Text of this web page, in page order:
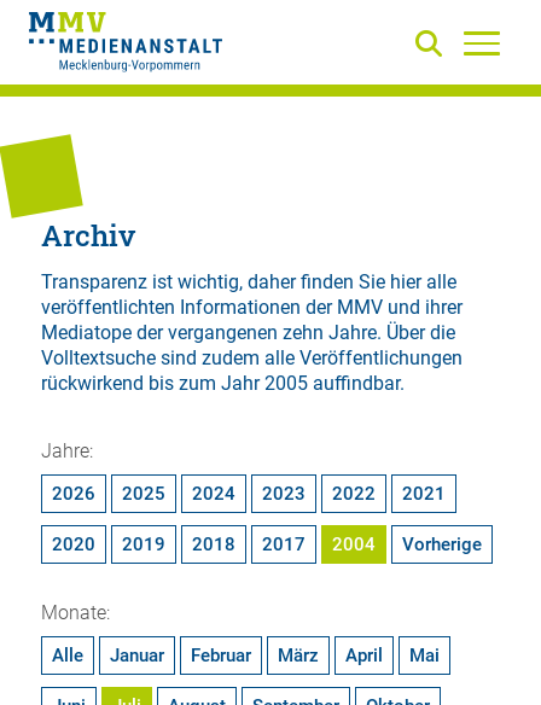
Archiv
Transparenz ist wichtig, daher finden Sie hier alle
veröffentlichten Informationen der MMV und ihrer
Mediatope der vergangenen zehn Jahre. Über die
Volltextsuchesind zudem alle Veröffentlichungen
rückwirkend bis zum Jahr 2005 auffindbar.
Jahre:
2026 2025 2024 2023 2022 2021
2020 2019 2018 2017 2004 Vorherige
Monate:
Alle Januar Februar März April Mai